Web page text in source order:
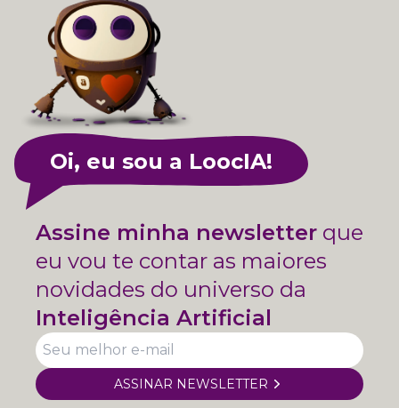
Oi, eu sou a LoocIA!
Assine minha newsletter que
eu vou te contar as maiores
novidades do universo da
Inteligência Artificial
ASSINAR NEWSLETTER